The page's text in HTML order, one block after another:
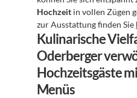
Hochzeit in vollen Zügen
zur Ausstattung finden Sie
Kulinarische
Oderberger
Hochzeitsgäste
Menüs